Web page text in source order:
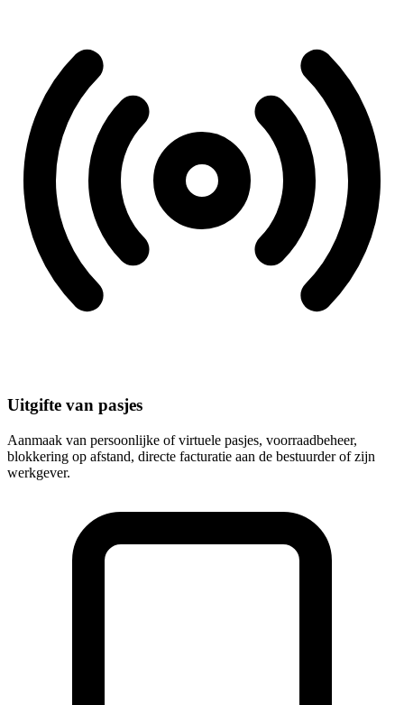
Uitgifte van pasjes
Aanmaak van persoonlijke of virtuele pasjes, voorraadbeheer,
blokkering op afstand, directe facturatie aan de bestuurder of zijn
werkgever.